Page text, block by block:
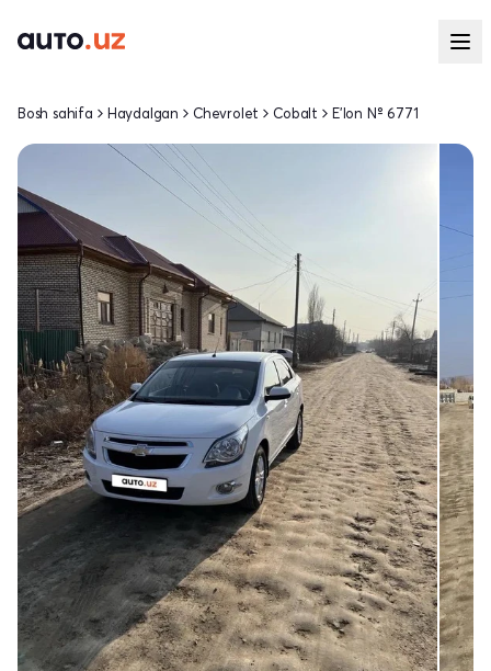
Bosh sahifa Haydalgan Chevrolet Cobalt E'lon № 6771